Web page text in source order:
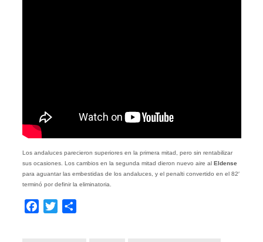
Los andaluces parecieron superiores en la primera mitad, pero sin rentabilizar
sus ocasiones. Los cambios en la segunda mitad dieron nuevo aire al Eldense
para aguantar las embestidas de los andaluces, y el penalti convertido en el 82′
terminó por definir la eliminatoria.
Facebook
Twitter